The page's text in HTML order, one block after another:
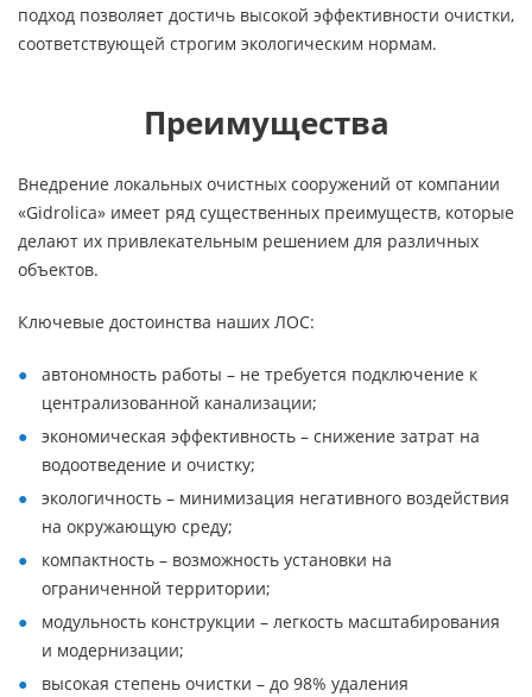
подход позволяет достичь высокой эффективности очистки,
соответствующей строгим экологическим нормам.
Преимущества
Внедрение локальных очистных сооружений от компании
«Gidrolica» имеет ряд существенных преимуществ, которые
делают их привлекательным решением для различных
объектов.
Ключевые достоинства наших ЛОС:
автономность работы – не требуется подключение к
централизованной канализации;
экономическая эффективность – снижение затрат на
водоотведение и очистку;
экологичность – минимизация негативного воздействия
на окружающую среду;
компактность – возможность установки на
ограниченной территории;
модульность конструкции – легкость масштабирования
и модернизации;
высокая степень очистки – до 98% удаления